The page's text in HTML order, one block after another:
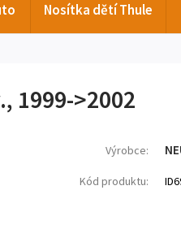
Nosítka dětí Thule
1999->2002
Výrobce:
Kód produktu: